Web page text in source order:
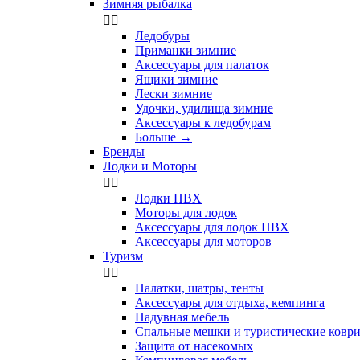
Зимняя рыбалка
 
Ледобуры
Приманки зимние
Аксессуары для палаток
Ящики зимние
Лески зимние
Удочки, удилища зимние
Аксессуары к ледобурам
Больше →
Бренды
Лодки и Моторы
 
Лодки ПВХ
Моторы для лодок
Аксессуары для лодок ПВХ
Аксессуары для моторов
Туризм
 
Палатки, шатры, тенты
Аксессуары для отдыха, кемпинга
Надувная мебель
Спальные мешки и туристические
Защита от насекомых